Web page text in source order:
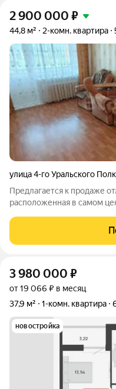
2 900 000 ₽
44,8 м² 2-комн. квартира
улица 4-го Уральского
Предлагается к продаже
расположенная в самом
теплая, просторная и
прямоугольной формы.
3 980 000 ₽
от 19 066 ₽ в месяц
37,9 м²
1-комн. квартира
новостройка